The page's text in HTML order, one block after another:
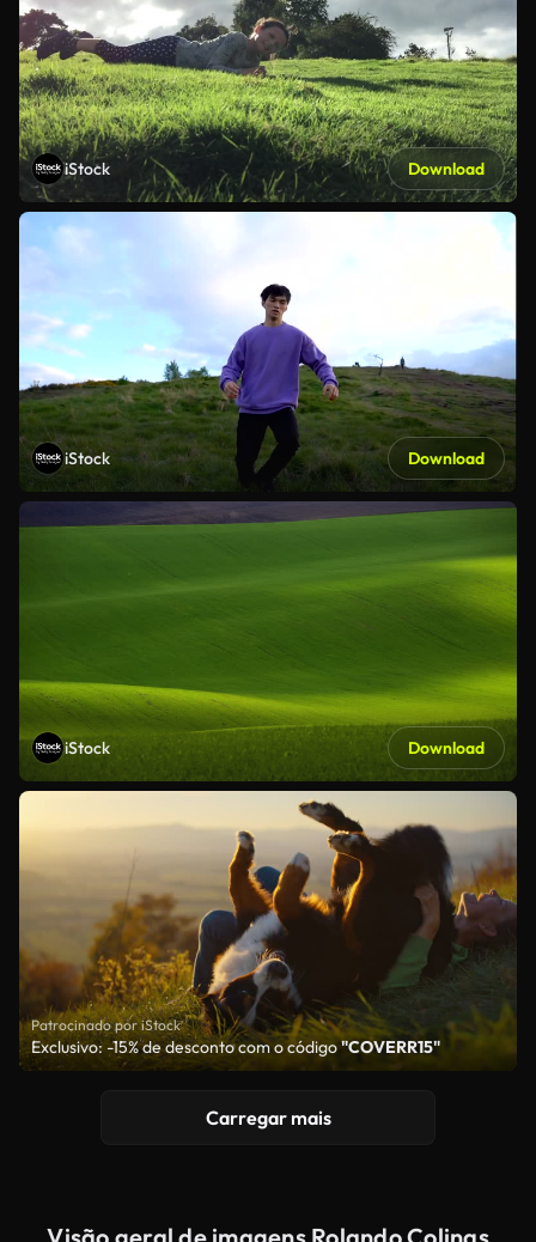
iStock Download
iStock Download
iStock Download
Patrocinado por iStock
Exclusivo: -15% de desconto com o código"COVERR15"
Carregar mais